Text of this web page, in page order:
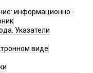
информационно -
Указатели
виде